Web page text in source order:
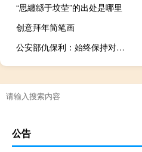
“思纏緜于坟茔”的出处是哪里
创意拜年简笔画
公安部仇保利：始终保持对长江非法捕捞犯罪的严打高压态势
公告